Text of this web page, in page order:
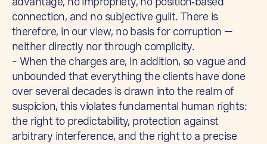
connection, and no subjective guilt. There is
therefore, in our view, no basis for corruption —
neither directly nor through complicity.
– When the charges are, in addition, so vague and
unbounded that everything the clients have done
over several decades is drawn into the realm of
suspicion, this violates fundamental human rights:
the right to predictability, protection against
arbitrary interference, and the right to a precise